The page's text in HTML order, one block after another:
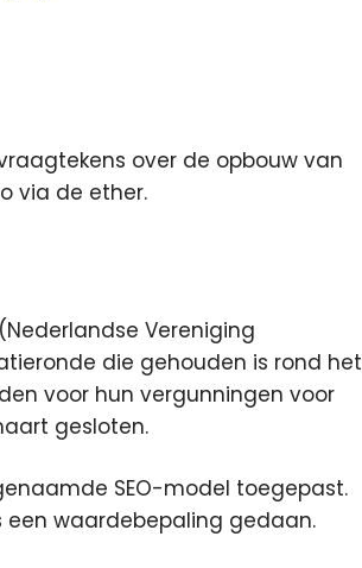
over de opbouw van
via de ether.
Vereniging
die gehouden is rond het
voor hun vergunningen voor
gesloten.
SEO-model toegepast.
een waardebepaling gedaan.